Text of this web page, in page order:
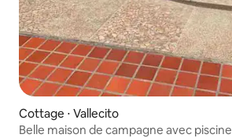
Cottage ⋅ Vallecito
Belle maison de campagne avec piscine